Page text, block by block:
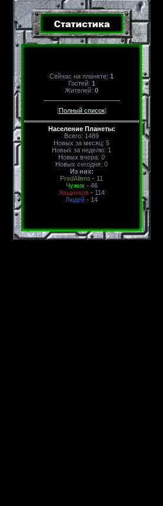
Сейчас на планете: 1
Гостей: 1
Жителей: 0
[Полный список]
Население Планеты:
Всего: 1489
Новых за месяц: 5
Новых за неделю: 1
Новых вчера: 0
Новых сегодня: 0
Из них:
PredAliens - 11
Чужих - 46
Хищников - 114
Людей - 14